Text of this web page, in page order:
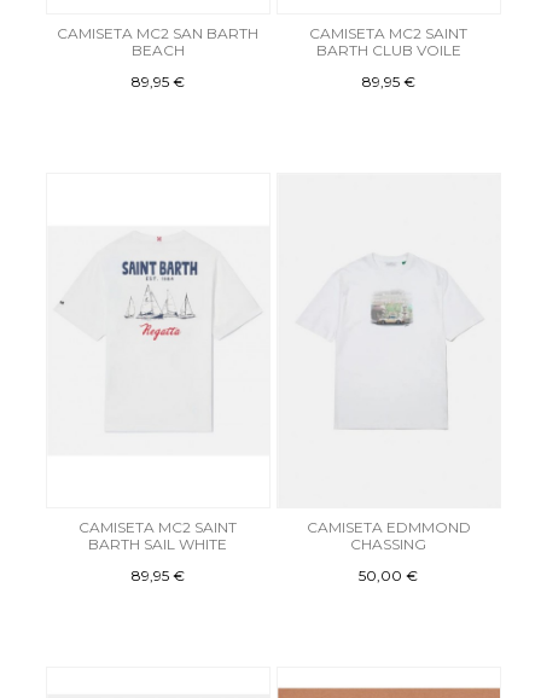
CAMISETA MC2 SAN BARTH
BEACH
89,95 €
CAMISETA MC2 SAINT
BARTH CLUB VOILE
89,95 €
CAMISETA MC2 SAINT
BARTH SAIL WHITE
89,95 €
CAMISETA EDMMOND
CHASSING
50,00 €